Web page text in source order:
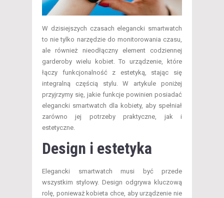
W dzisiejszych czasach elegancki smartwatch
to nie tylko narzędzie do monitorowania czasu,
ale również nieodłączny element codziennej
garderoby wielu kobiet. To urządzenie, które
łączy funkcjonalność z estetyką, stając się
integralną częścią stylu. W artykule poniżej
przyjrzymy się, jakie funkcje powinien posiadać
elegancki smartwatch dla kobiety, aby spełniał
zarówno jej potrzeby praktyczne, jak i
estetyczne.
Design i estetyka
Elegancki smartwatch musi być przede
wszystkim stylowy. Design odgrywa kluczową
rolę, ponieważ kobieta chce, aby urządzenie nie